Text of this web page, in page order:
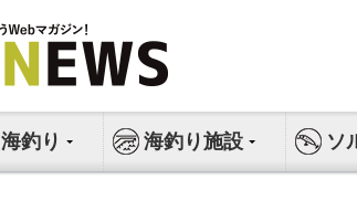
海釣り 海釣り施設 ソ